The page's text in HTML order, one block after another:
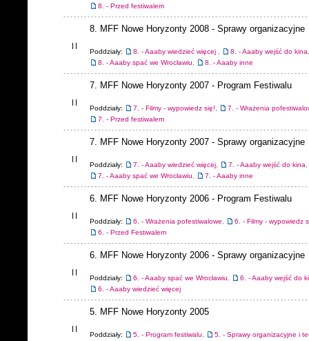
8. - Przed festiwalem
8. MFF Nowe Horyzonty 2008 - Sprawy organizacyjne
Poddziały: 8. - Aaaby wiedzieć więcej , 8. - Aaaby wejść do kina,
8. - Aaaby spać we Wrocławiu, 8. - Aaaby inne
7. MFF Nowe Horyzonty 2007 - Program Festiwalu
Poddziały: 7. - Filmy - wypowiedz się!,
7. - Wrażenia
7. - Przed festiwalem
7. MFF Nowe Horyzonty 2007 - Sprawy organizacyjne
Poddziały: 7. - Aaaby wiedzieć więcej, 7. - Aaaby wejść do kina,
7. - Aaaby spać we Wrocławiu, 7. - Aaaby inne
6. MFF Nowe Horyzonty 2006 - Program Festiwalu
Poddziały: 6. - Wrażenia pofestiwalowe,
6. - Filmy - wypowiedz
6. - Przed Festiwalem
6. MFF Nowe Horyzonty 2006 - Sprawy organizacyjne
Poddziały: 6. - Aaaby spać we Wrocławiu,
6. - Aaaby wejść do
6. - Aaaby wiedzieć więcej
5. MFF Nowe Horyzonty 2005
Poddziały: 5. - Program festiwalu,
5. - Sprawy organizacyjne i